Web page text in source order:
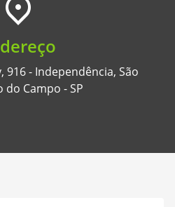
916 - Independência, São
do Campo - SP